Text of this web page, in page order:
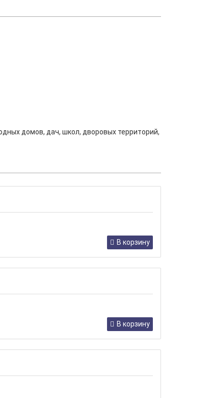
домов, дач, школ, дворовых территорий,
В корзину
В корзину